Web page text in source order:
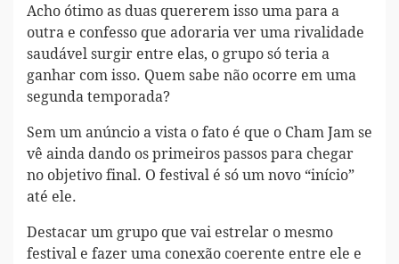
Acho ótimo as duas quererem isso uma para a
outra e confesso que adoraria ver uma rivalidade
saudável surgir entre elas, o grupo só teria a
ganhar com isso. Quem sabe não ocorre em uma
segunda temporada?
Sem um anúncio a vista o fato é que o Cham Jam se
vê ainda dando os primeiros passos para chegar
no objetivo final. O festival é só um novo “início”
até ele.
Destacar um grupo que vai estrelar o mesmo
festival e fazer uma conexão coerente entre ele e